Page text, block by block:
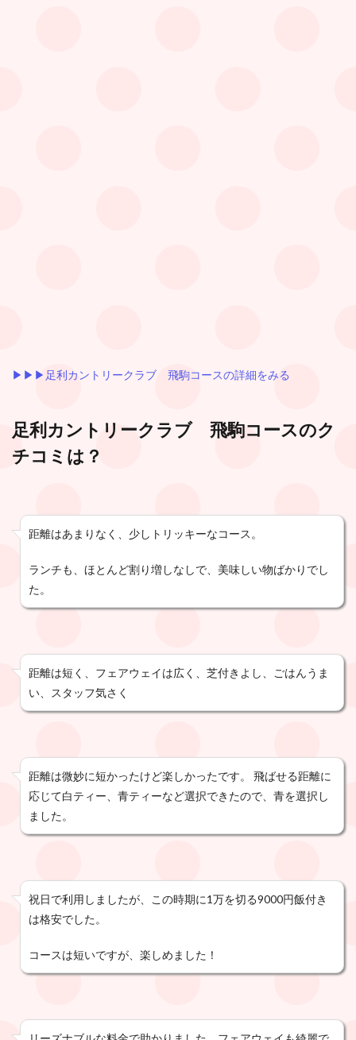
▶︎▶︎▶︎足利カントリークラブ 飛駒コースの詳細をみる
足利カントリークラブ 飛駒コースのク
チコミは？
距離はあまりなく、少しトリッキーなコース。
ランチも、ほとんど割り増しなしで、美味しい物ばかりでし
た。
距離は短く、フェアウェイは広く、芝付きよし、ごはんうま
い、スタッフ気さく
距離は微妙に短かったけど楽しかったです。 飛ばせる距離に
応じて白ティー、青ティーなど選択できたので、青を選択し
ました。
祝日で利用しましたが、この時期に1万を切る9000円飯付き
は格安でした。
コースは短いですが、楽しめました！